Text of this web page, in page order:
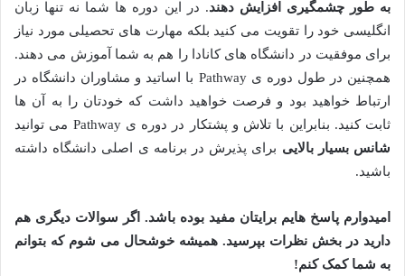
به طور چشمگیری افزایش دهند. در این دوره ها شما نه تنها زبان
انگلیسی خود را تقویت می کنید بلکه مهارت های تحصیلی مورد نیاز
برای موفقیت در دانشگاه های کانادا را هم به شما آموزش می دهند.
همچنین در طول دوره ی Pathway با اساتید و مشاوران دانشگاه در
ارتباط خواهید بود و فرصت خواهید داشت که خودتان را به آن ها
ثابت کنید. بنابراین با تلاش و پشتکار در دوره ی Pathway می توانید
شانس بسیار بالایی برای پذیرش در برنامه ی اصلی دانشگاه داشته
باشید.
امیدوارم پاسخ هایم برایتان مفید بوده باشد. اگر سوالات دیگری هم
دارید در بخش نظرات بپرسید. همیشه خوشحال می شوم که بتوانم
به شما کمک کنم!